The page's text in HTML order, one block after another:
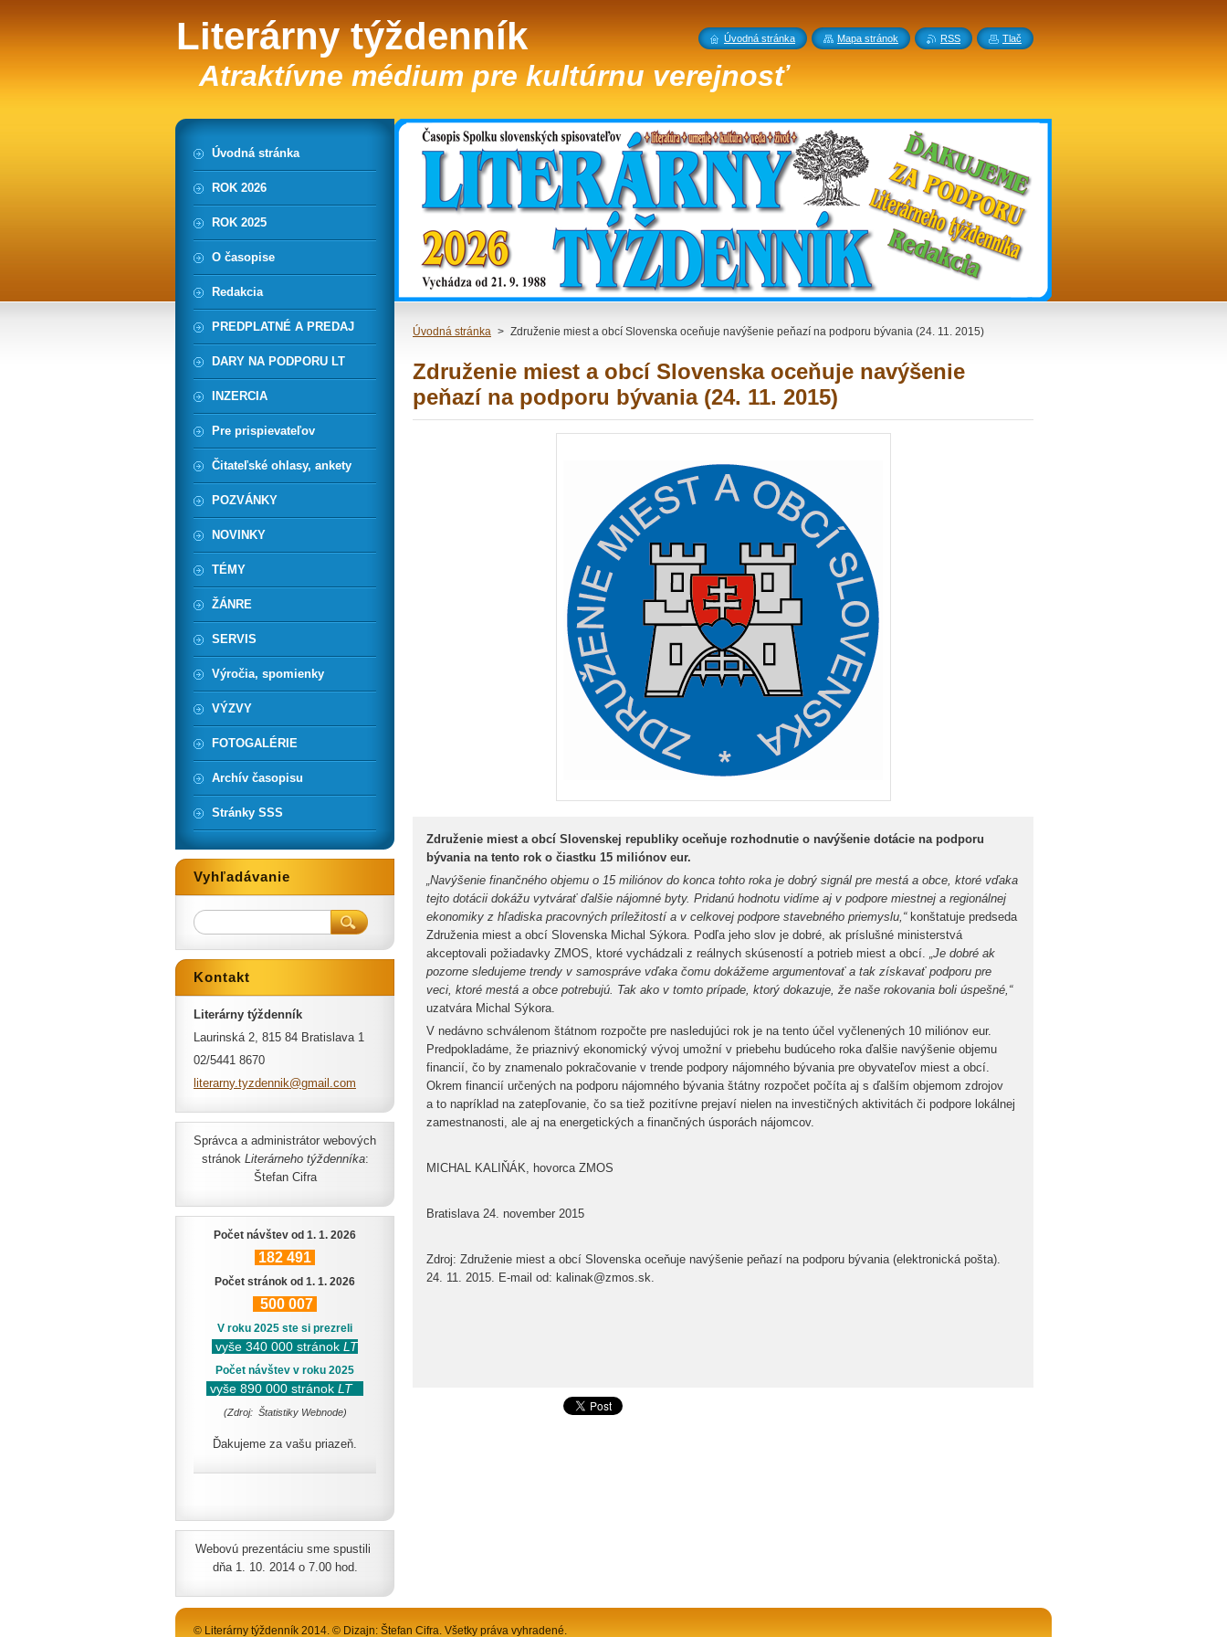
Literárny týždenník
Atraktívne médium pre kultúrnu verejnosť
Úvodná stránka > Združenie miest a obcí Slovenska oceňuje navýšenie peňazí na podporu bývania (24. 11. 2015)
Združenie miest a obcí Slovenska oceňuje navýšenie
peňazí na podporu bývania (24. 11. 2015)
Združenie miest a obcí Slovenskej republiky oceňuje rozhodnutie o navýšenie dotácie na podporu
bývania na tento rok o čiastku 15 miliónov eur.
„Navýšenie finančného objemu o 15 miliónov do konca tohto roka je dobrý signál pre mestá a obce, ktoré vďaka
tejto dotácii dokážu vytvárať ďalšie nájomné byty. Pridanú hodnotu vidíme aj v podpore miestnej a regionálnej
ekonomiky z hľadiska pracovných príležitostí a v celkovej podpore stavebného priemyslu,“konštatuje predseda
Združenia miest a obcí Slovenska Michal Sýkora. Podľa jeho slov je dobré, ak príslušné ministerstvá
akceptovali požiadavky ZMOS, ktoré vychádzali z reálnych skúseností a potrieb miest a obcí. „Je dobré ak
pozorne sledujeme trendy v samospráve vďaka čomu dokážeme argumentovať a tak získavať podporu pre
veci, ktoré mestá a obce potrebujú. Tak ako v tomto prípade, ktorý dokazuje, že naše rokovania boli úspešné,“
uzatvára Michal Sýkora.
V nedávno schválenom štátnom rozpočte pre nasledujúci rok je na tento účel vyčlenených 10 miliónov eur.
Predpokladáme, že priaznivý ekonomický vývoj umožní v priebehu budúceho roka ďalšie navýšenie objemu
financií, čo by znamenalo pokračovanie v trende podpory nájomného bývania pre obyvateľov miest a obcí.
Okrem financií určených na podporu nájomného bývania štátny rozpočet počíta aj s ďalším objemom zdrojov
a to napríklad na zatepľovanie, čo sa tiež pozitívne prejaví nielen na investičných aktivitách či podpore lokálnej
zamestnanosti, ale aj na energetických a finančných úsporách nájomcov.
MICHAL KALIŇÁK, hovorca ZMOS
Bratislava 24. november 2015
Zdroj: Združenie miest a obcí Slovenska oceňuje navýšenie peňazí na podporu bývania (elektronická pošta).
24. 11. 2015. E-mail od: kalinak@zmos.sk.
Úvodná stránka
ROK 2026
ROK 2025
O časopise
Redakcia
PREDPLATNÉ A PREDAJ
DARY NA PODPORU LT
INZERCIA
Pre prispievateľov
Čitateľské ohlasy, ankety
POZVÁNKY
NOVINKY
TÉMY
ŽÁNRE
SERVIS
Výročia, spomienky
VÝZVY
FOTOGALÉRIE
Archív časopisu
Stránky SSS
Vyhľadávanie
Kontakt
Literárny týždenník
Laurinská 2, 815 84 Bratislava 1
02/5441 8670
literarny.tyzdennik@gmai l.com
Správca a administrátor webových
stránok Literárneho týždenníka:
Štefan Cifra
Počet návštev od 1. 1. 2026
182 491
Počet stránok od 1. 1. 2026
500 007
V roku 2025 ste si prezreli
vyše 340 000 stránok LT
Počet návštev v roku 2025
vyše 890 000 stránok LT
(Zdroj: Štatistiky Webnode)
Ďakujeme za vašu priazeň.
Webovú prezentáciu sme spustili
dňa 1. 10. 2014 o 7.00 hod.
© Literárny týždenník 2014. © Dizajn: Štefan Cifra. Všetky práva vyhradené.
Úvodná stránka Mapa stránok RSS Tlač